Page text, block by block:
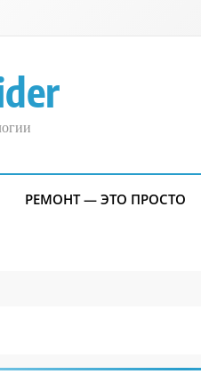
РЕМОНТ — ЭТО ПРОСТО